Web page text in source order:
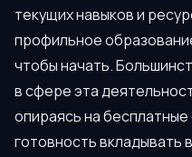
текущих навыков и
профильное
чтобы начать.
в сфере эта
опираясь на
готовность вкладывать